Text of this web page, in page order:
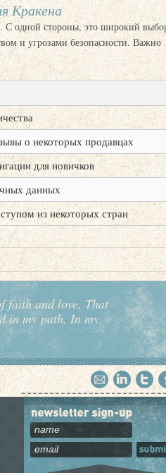
Кракена
С одной стороны, это широкий
и угрозами безопасности. Важно
о некоторых продавцах
для новичков
данных
из некоторых стран
faith and love, That
in my path, In my